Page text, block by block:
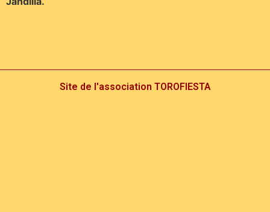
Site de l'association TOROFIESTA